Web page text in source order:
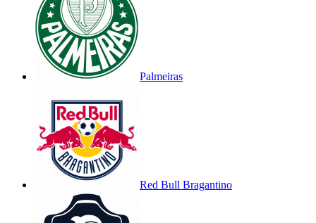
Palmeiras
Red Bull Bragantino